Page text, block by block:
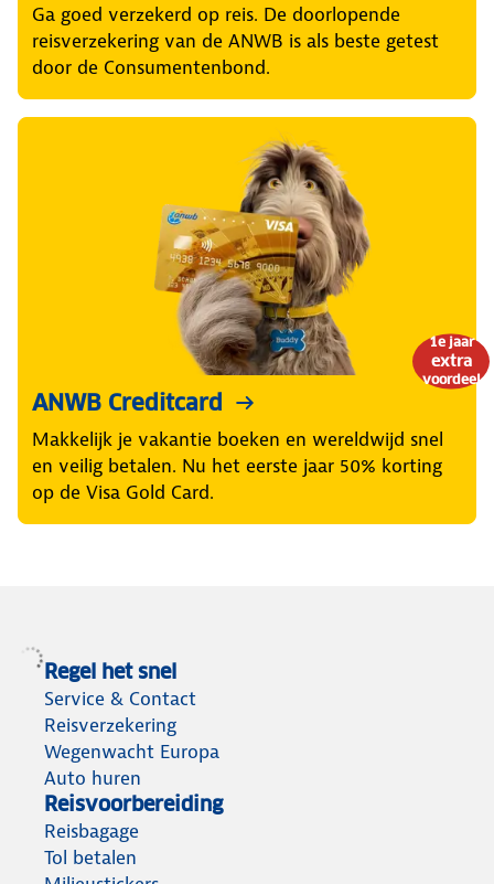
Ga goed verzekerd op reis. De doorlopende
reisverzekering van de ANWB is als beste getest
door de Consumentenbond.
1e jaar
extra
voordeel
ANWB Creditcard
Makkelijk je vakantie boeken en wereldwijd snel
en veilig betalen. Nu het eerste jaar 50% korting
op de Visa Gold Card.
Regel het snel
Service & Contact
Reisverzekering
Wegenwacht Europa
Auto huren
Reisvoorbereiding
Reisbagage
Tol betalen